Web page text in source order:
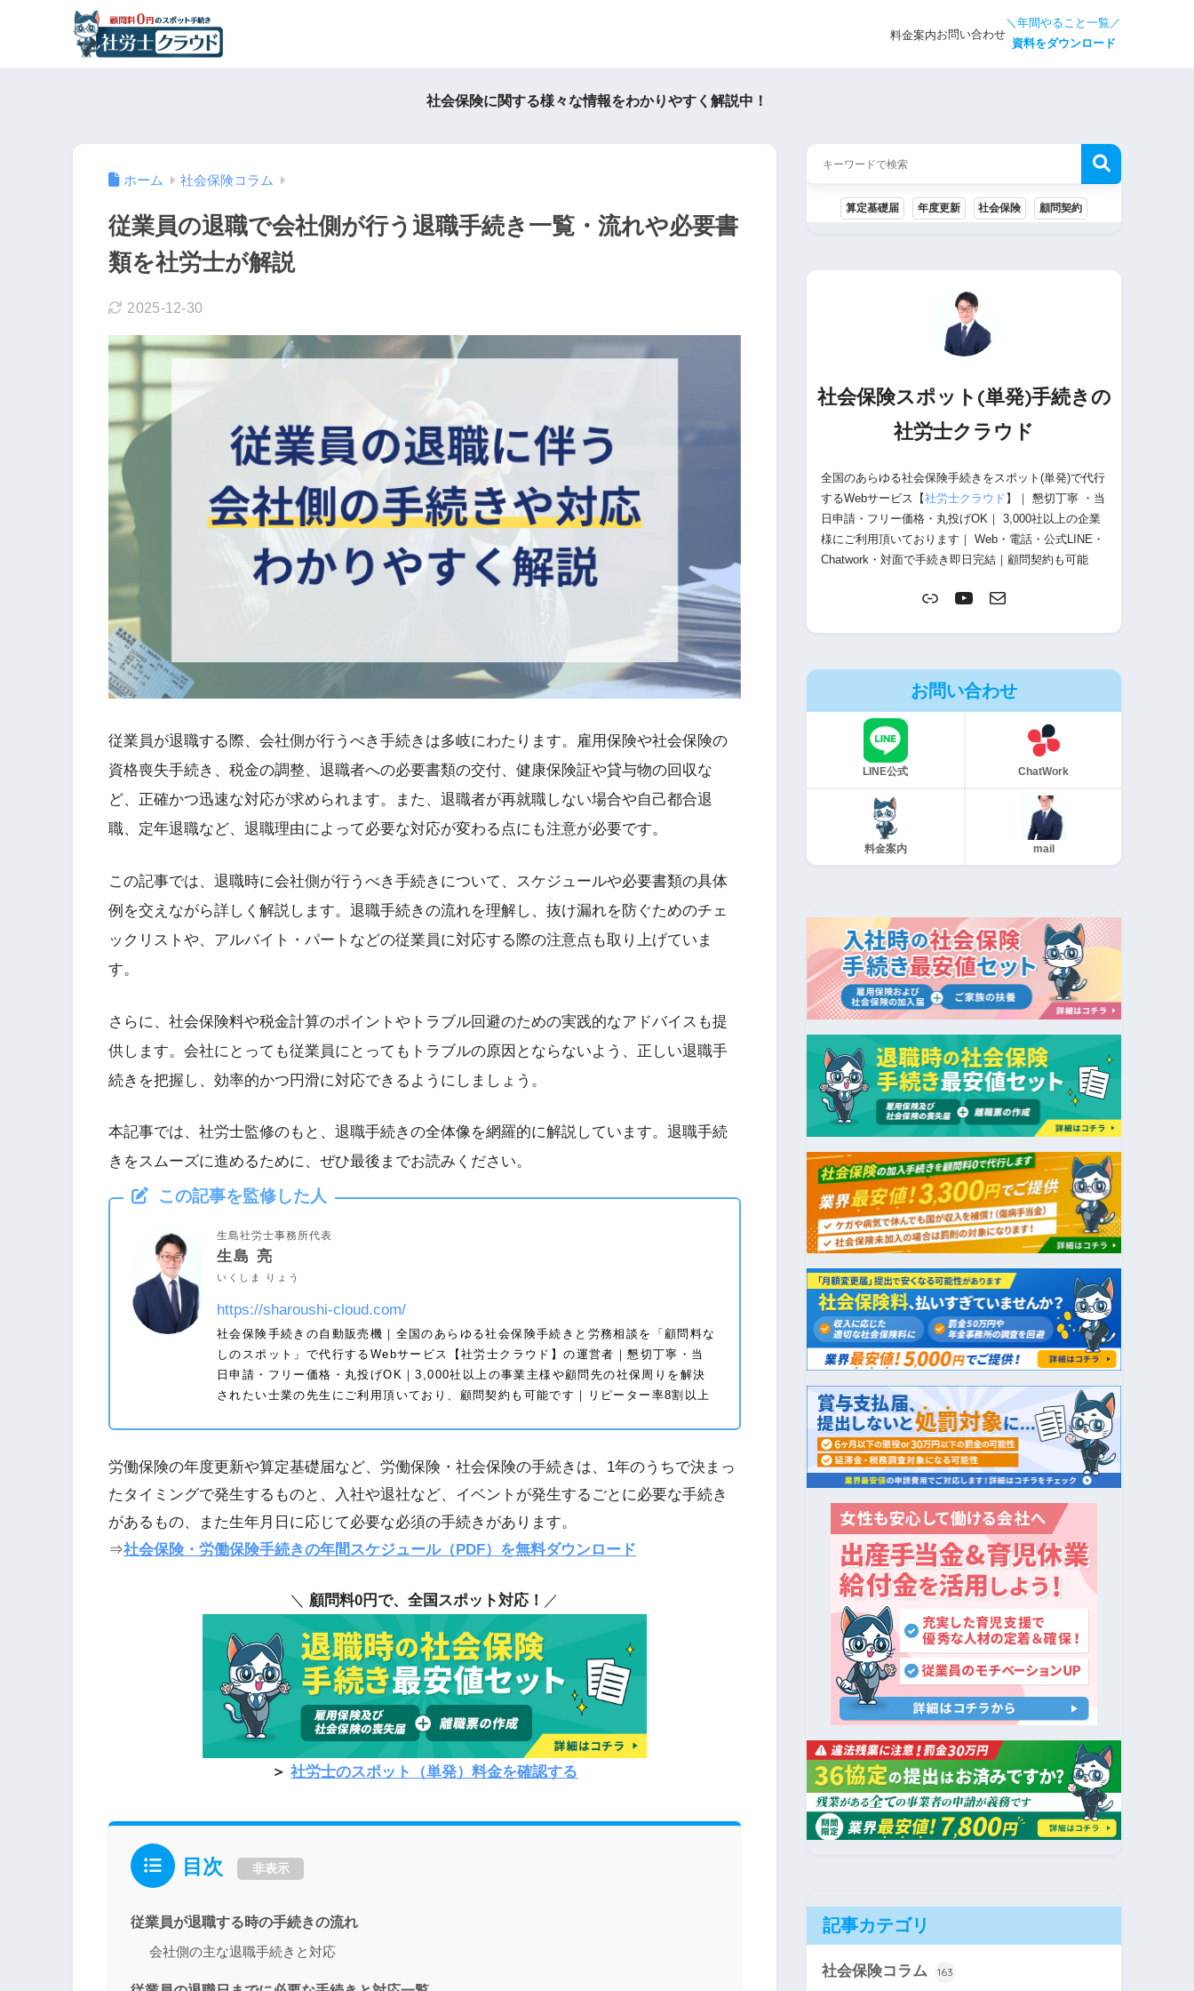
料金案内お問い合わせ
＼年間やること一覧／
資料をダウンロード
社会保険に関する様々な情報をわかりやすく解説中！
ホーム 社会保険コラム
従業員の退職で会社側が行う退職手続き一覧・流れや必要書
類を社労士が解説
2025-12-30
従業員が退職する際、会社側が行うべき手続きは多岐にわたります。雇用保険や社会保険の
資格喪失手続き、税金の調整、退職者への必要書類の交付、健康保険証や貸与物の回収な
ど、正確かつ迅速な対応が求められます。また、退職者が再就職しない場合や自己都合退
職、定年退職など、退職理由によって必要な対応が変わる点にも注意が必要です。
この記事では、退職時に会社側が行うべき手続きについて、スケジュールや必要書類の具体
例を交えながら詳しく解説します。退職手続きの流れを理解し、抜け漏れを防ぐためのチェ
ックリストや、アルバイト・パートなどの従業員に対応する際の注意点も取り上げていま
す。
さらに、社会保険料や税金計算のポイントやトラブル回避のための実践的なアドバイスも提
供します。会社にとっても従業員にとってもトラブルの原因とならないよう、正しい退職手
続きを把握し、効率的かつ円滑に対応できるようにしましょう。
本記事では、社労士監修のもと、退職手続きの全体像を網羅的に解説しています。退職手続
きをスムーズに進めるために、ぜひ最後までお読みください。
この記事を監修した人
生島社労士事務所代表
生島 亮
いくしま りょう
https://sharoushi-cloud.com/
社会保険手続きの自動販売機｜全国のあらゆる社会保険手続きと労務相談を「顧問料な
しのスポット」で代行するWebサービス【社労士クラウド】の運営者｜懇切丁寧・当
日申請・フリー価格・丸投げOK｜3,000社以上の事業主様や顧問先の社保周りを解決
されたい士業の先生にご利用頂いており、顧問契約も可能です｜リピーター率8割以上
労働保険の年度更新や算定基礎届など、労働保険・社会保険の手続きは、1年のうちで決まっ
たタイミングで発生するものと、入社や退社など、イベントが発生するごとに必要な手続き
があるもの、また生年月日に応じて必要な必須の手続きがあります。
⇒社会保険・労働保険手続きの年間スケジュール（PDF）を無料ダウンロード
＼ 顧問料0円で、全国スポット対応！ ／
＞社労士のスポット（単発）料金を確認する
目次 非表示
従業員が退職する時の手続きの流れ
会社側の主な退職手続きと対応
算定基礎届 年度更新 社会保険 顧問契約
社会保険スポット(単発)手続きの
社労士クラウド
全国のあらゆる社会保険手続きをスポット(単発)で代行
するWebサービス【社労士クラウド】｜ 懇切丁寧 ・当
日申請・フリー価格・丸投げOK｜ 3,000社以上の企業
様にご利用頂いております｜ Web・電話・公式LINE・
Chatwork・対面で手続き即日完結｜顧問契約も可能
お問い合わせ
LINE公式 ChatWork
料金案内 mail
記事カテゴリ
社会保険コラム 163